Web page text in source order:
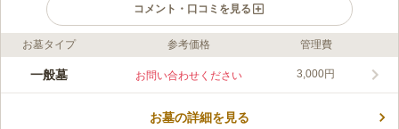
コメント・口コミを見る
ライフドット編集部のコメント
堺市北区に位置する百舌鳥共同墓地は、交通アクセスが良い自治
録の百舌鳥古墳群や御陵山公園、白鷺公園などがあり、豊かな環
お墓タイプ 参考価格 管理費
一般墓 お問い合わせください 3,000円
お墓の詳細を見る